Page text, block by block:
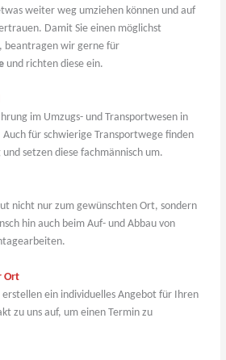
weiter weg umziehen können und auf
Damit Sie einen möglichst
beantragen wir gerne für
und richten diese ein.
im Umzugs- und Transportwesen in
Auch für schwierige Transportwege finden
setzen diese fachmännisch um.
nicht nur zum gewünschten Ort, sondern
hin auch beim Auf- und Abbau von
Ort
ein individuelles Angebot für Ihren
zu uns auf, um einen Termin zu